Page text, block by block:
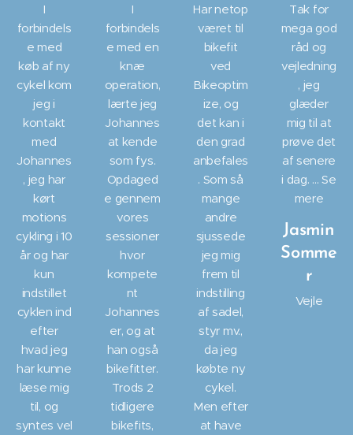
I
forbindels
e med
køb af ny
cykel kom
jeg i
kontakt
med
Johannes
, jeg har
kørt
motions
cykling i 10
år og har
kun
indstillet
cyklen ind
efter
hvad jeg
har kunne
læse mig
til, og
syntes vel
I
forbindels
e med en
knæ
operation,
lærte jeg
Johannes
at kende
som fys.
Opdaged
e gennem
vores
sessioner
hvor
kompete
nt
Johannes
er, og at
han også
bikefitter.
Trods 2
tidligere
bikefits,
Har netop
været til
bikefit
ved
Bikeoptim
ize, og
det kan i
den grad
anbefales
. Som så
mange
andre
sjussede
jeg mig
frem til
indstilling
af sadel,
styr mv.,
da jeg
købte ny
cykel.
Men efter
at have
Tak for
mega god
råd og
vejledning
, jeg
glæder
mig til at
prøve det
af senere
i dag. … Se
mere
Jasmin
Somme
r
Vejle